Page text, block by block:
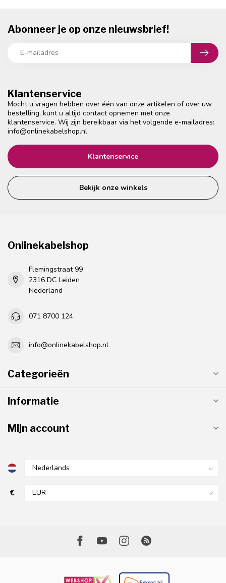
Klantenservice
Mocht u vragen hebben over één van onze artikelen of over uw
bestelling, kunt u altijd contact opnemen met onze
klantenservice. Wij zijn bereikbaar via het volgende e-mailadres:
info@onlinekabelshop.nl .
Klantenservice
Bekijk onze winkels
Abonneer je op onze nieuwsbrief!
Onlinekabelshop
Flemingstraat 99
2316 DC Leiden
Nederland
071 8700 124
info@onlinekabelshop.nl
Categorieën
Informatie
Mijn account
€